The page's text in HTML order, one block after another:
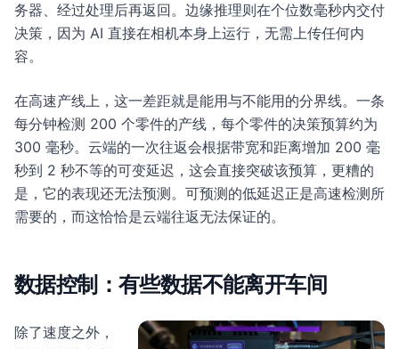
务器、经过处理后再返回。边缘推理则在个位数毫秒内交付
决策，因为 AI 直接在相机本身上运行，无需上传任何内
容。
在高速产线上，这一差距就是能用与不能用的分界线。一条
每分钟检测 200 个零件的产线，每个零件的决策预算约为
300 毫秒。云端的一次往返会根据带宽和距离增加 200 毫
秒到 2 秒不等的可变延迟，这会直接突破该预算，更糟的
是，它的表现还无法预测。可预测的低延迟正是高速检测所
需要的，而这恰恰是云端往返无法保证的。
数据控制：有些数据不能离开车间
除了速度之外，